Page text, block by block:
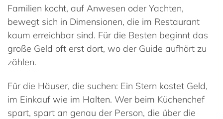
Familien kocht, auf Anwesen oder Yachten,
bewegt sich in Dimensionen, die im Restaurant
kaum erreichbar sind. Für die Besten beginnt das
große Geld oft erst dort, wo der Guide aufhört zu
zählen.
Für die Häuser, die suchen: Ein Stern kostet Geld,
im Einkauf wie im Halten. Wer beim Küchenchef
spart, spart an genau der Person, die über die